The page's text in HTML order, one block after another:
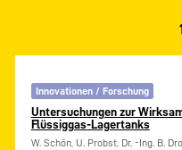
Innovationen / Forschung
Untersuchungen zur
Flüssiggas-Lagertanks
W. Schön, U. Probst, Dr. -Ing. B.